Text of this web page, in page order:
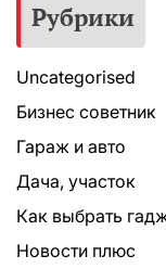
Рубрики
Uncategorised
Бизнес советник
Гараж и авто
Дача, участок
Как выбрать
Новости плюс